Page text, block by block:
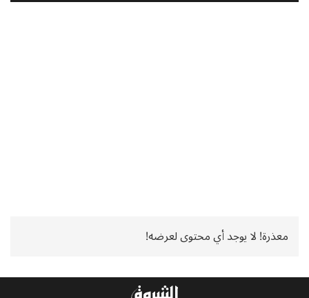
معذرة! لا يوجد أي محتوى لعرضه!